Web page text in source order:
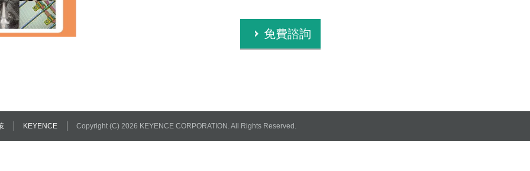
免費諮詢
KEYENCE Copyright (C) 2026 KEYENCE CORPORATION. All Rights Reserved.